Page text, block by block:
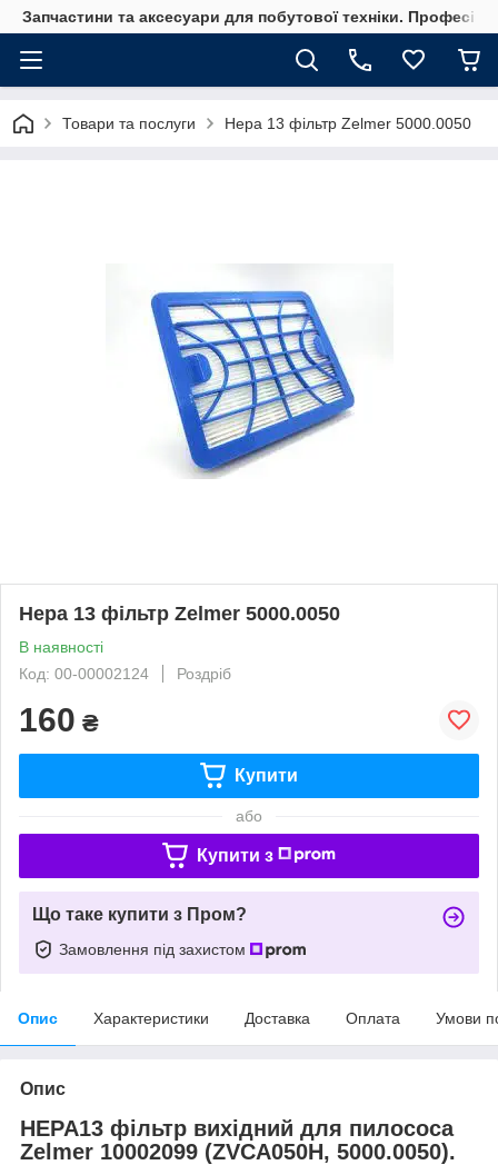
Запчастини та аксесуари для побутової техніки.
Товари та послуги Hepa 13 фільтр Zelmer 5000.0050
Hepa 13 фільтр Zelmer 5000.0050
В наявності
Код: 00-00002124
Роздріб
160 ₴
Купити
або
Купити з
Що таке купити з Пром?
Замовлення під захистом
Опис Характеристики Доставка Оплата Умови
Опис
HEPA13 фільтр вихідний для пилососа
Zelmer 10002099 (ZVCA050H, 5000.0050).